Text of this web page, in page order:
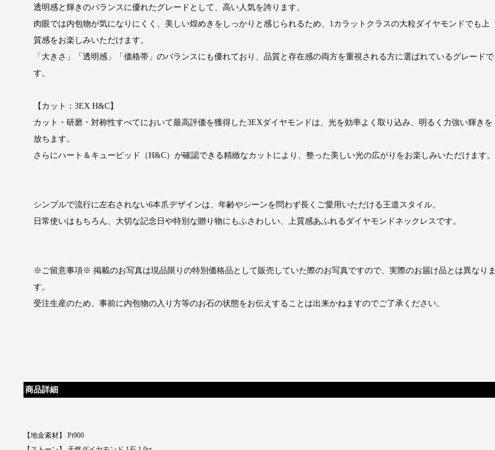
透明感と輝きのバランスに優れたグレードとして、高い人気を誇ります。
肉眼では内包物が気になりにくく、美しい煌めきをしっかりと感じられるため、1カラットクラスの大粒ダイヤモンドでも上
質感をお楽しみいただけます。
「大きさ」「透明感」「価格帯」のバランスにも優れており、品質と存在感の両方を重視される方に選ばれているグレードで
す。
【カット：3EX H&C】
カット・研磨・対称性すべてにおいて最高評価を獲得した3EXダイヤモンドは、光を効率よく取り込み、明るく力強い輝きを
放ちます。
さらにハート＆キューピッド（H&C）が確認できる精緻なカットにより、整った美しい光の広がりをお楽しみいただけます。
シンプルで流行に左右されない6本爪デザインは、年齢やシーンを問わず長くご愛用いただける王道スタイル。
日常使いはもちろん、大切な記念日や特別な贈り物にもふさわしい、上質感あふれるダイヤモンドネックレスです。
※ご留意事項※ 掲載のお写真は現品限りの特別価格品として販売していた際のお写真ですので、実際のお届け品とは異なりま
す。
受注生産のため、事前に内包物の入り方等のお石の状態をお伝えすることは出来かねますのでご了承ください。
商品詳細
【地金素材】 Pt900